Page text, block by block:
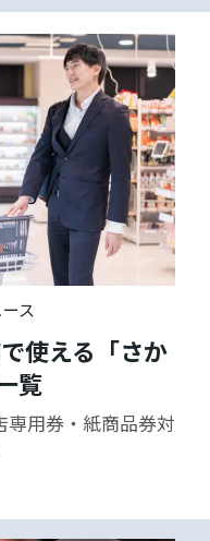
ス
使える「さか
覧
専用券・紙商品券対